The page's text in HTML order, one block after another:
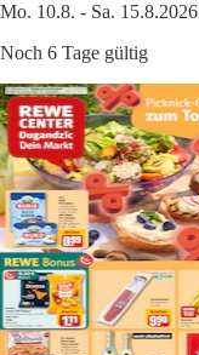
Mo. 10.8. - Sa. 15.8.2026
Noch 6 Tage gültig